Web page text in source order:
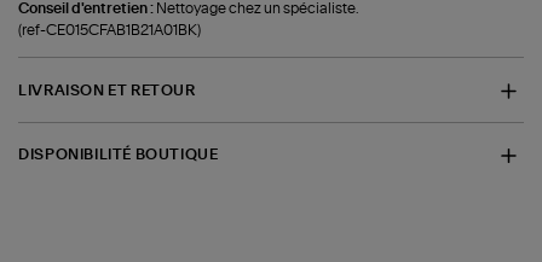
Conseil d'entretien : Nettoyage chez un spécialiste.
(ref-CE015CFAB1B21A01BK)
LIVRAISON ET RETOUR
DISPONIBILITÉ BOUTIQUE